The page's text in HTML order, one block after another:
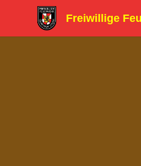
Freiwillige